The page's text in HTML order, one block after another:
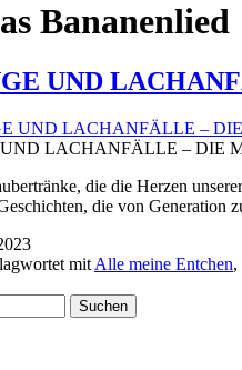
Bananenlied
UND
LACHANFÄLLE – DIE
die die Herzen
die von
mit Alle meine Entchen,